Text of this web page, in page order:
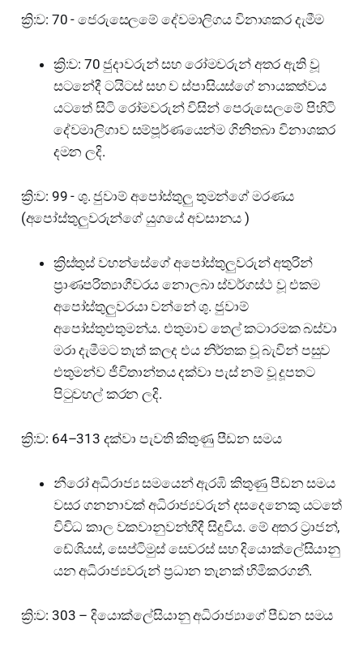
ක්‍රි:ව: 70 - ජෙරුසෙලමේ දේවමාලිගය විනාශකර දැමීම
ක්‍රි:ව: 70 ජුදාවරුන් සහ රෝමවරුන් අතර ඇති වූ
සටනේදී ටයිටස් සහ ව ස්පාසියස්ගේ නායකත්වය
යටතේ සිටි රෝමවරුන් විසින් පෙරුසෙලමේ පිහිටි
දේවමාලිගාව සම්පූර්ණයෙන්ම ගිනිතබා විනාශකර
දමන ලදි.
ක්‍රි:ව: 99 - ශු. ජුවාම් අපෝස්තුලු තුමන්ගේ මරණය
(අපෝස්තුලුවරුන්ගේ යුගයේ අවසානය )
ක්‍රිස්තුස් වහන්සේගේ අපෝස්තුලුවරුන් අතුරින්
ප්‍රාණපරිත්‍යාගීවරය නොලබා ස්වර්ගස්ථ වූ එකම
අපෝස්තුලුවරයා වන්නේ ශු. ජුවාම්
අපෝස්තුළුතුමන්ය. එතුමාව තෙල් කටාරමක බස්වා
මරා දැමීමට තැත් කලද එය නිර්තක වූ බැවින් පසුව
එතුමන්ව ජීවිතාන්තය දක්වා පැස් නම් වූ දූපතට
පිටුවහල් කරන ලදි.
ක්‍රි:ව: 64–313 දක්වා පැවති කිතුණු පීඩන සමය
නීරෝ අධිරාජ්‍ය සමයෙන් ඇරඹි කිතුණු පීඩන සමය
වසර ගනනාවක් අධිරාජ්‍යවරුන් දසදෙනෙකු යටතේ
විවිධ කාල වකවානුවන්හීදී සිදුවිය. මේ අතර ට්‍රාජන්,
ඩේශියස්, සෙප්ටිමුස් සෙවරස් සහ දියොක්ලේසියානු
යන අධිරාජ්‍යවරුන් ප්‍රධාන තැනක් හිමිකරගනී.
ක්‍රි:ව: 303 – දියොක්ලේසියානු අධිරාජ්‍යාගේ පීඩන සමය